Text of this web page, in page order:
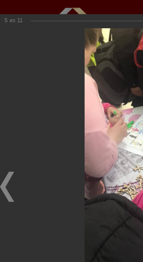
Мы создаем и
недвижимости для вас
г.Кемерово, пр.Ленина, 61
kkioffice@kkinvest.ru
мастер-класс по оформлению
5 из 11